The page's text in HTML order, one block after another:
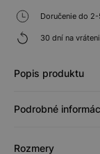
Doručenie do
30 dní na
Popis produktu
Podrobné
Rozmery